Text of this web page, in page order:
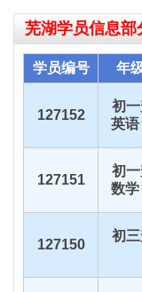
芜湖学员信息部
学员编号 年
127152
初
英语
127151
初
数学
127150
初